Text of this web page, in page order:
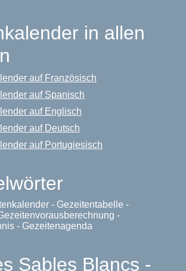
in allen
auf Französisch
auf Spanisch
auf Englisch
auf Deutsch
auf Portugiesisch
- Gezeitentabelle -
-
- Gezeitenagenda
Sables Blancs -